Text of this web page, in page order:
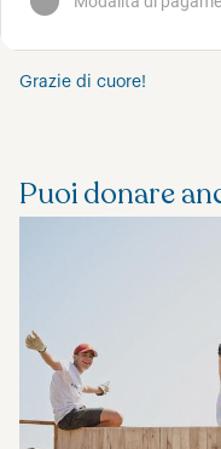
Grazie di cuore!
Puoi donare